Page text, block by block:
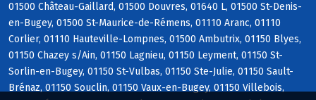
01500 Château-Gaillard, 01500 Douvres, 01640 L, 01500 St-Denis-
en-Bugey, 01500 St-Maurice-de-Rémens, 01110 Aranc, 01110
Corlier, 01110 Hauteville-Lompnes, 01500 Ambutrix, 01150 Blyes,
01150 Chazey s/Ain, 01150 Lagnieu, 01150 Leyment, 01150 St-
Sorlin-en-Bugey, 01150 St-Vulbas, 01150 Ste-Julie, 01150 Sault-
Brénaz, 01150 Souclin, 01150 Vaux-en-Bugey, 01150 Villebois,